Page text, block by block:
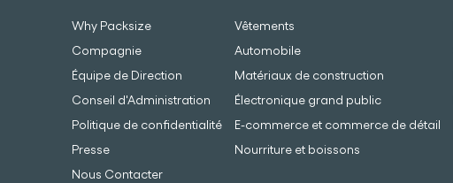
Why Packsize
Compagnie
Équipe de Direction
Conseil d'Administration
Politique de confidentialité
Presse
Nous Contacter
Vêtements
Automobile
Matériaux de construction
Électronique grand public
E-commerce et commerce de détail
Nourriture et boissons